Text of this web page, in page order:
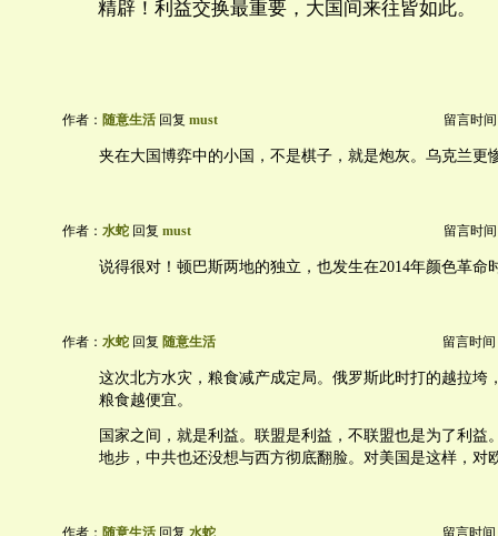
精辟！利益交换最重要，大国间来往皆如此。
作者： 随意生活 回复 must 留言时间
夹在大国博弈中的小国，不是棋子，就是炮灰。乌克兰更
作者： 水蛇 回复 must 留言时间
说得很对！顿巴斯两地的独立，也发生在2014年颜色革命
作者： 水蛇 回复 随意生活 留言时间
这次北方水灾，粮食减产成定局。俄罗斯此时打的越拉垮
粮食越便宜。
国家之间，就是利益。联盟是利益，不联盟也是为了利益
地步，中共也还没想与西方彻底翻脸。对美国是这样，对
作者： 随意生活 回复 水蛇 留言时间